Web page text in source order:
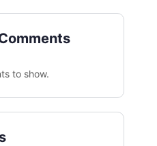
to show.